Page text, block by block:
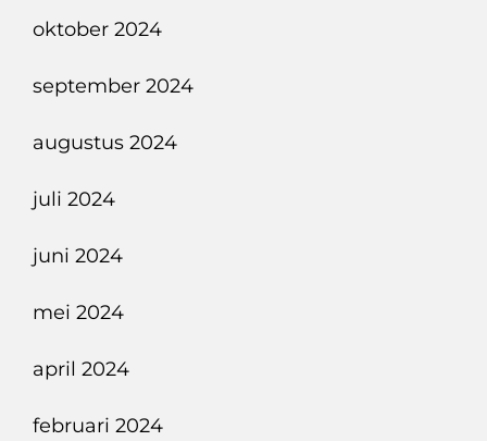
oktober 2024
september 2024
augustus 2024
juli 2024
juni 2024
mei 2024
april 2024
februari 2024